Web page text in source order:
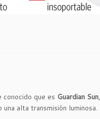
que es Guardian Sun
alta transmisión luminosa.